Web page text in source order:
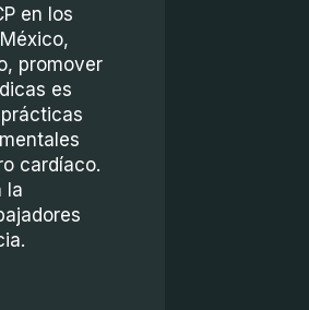
en los
promover
es
cardíaco.
la